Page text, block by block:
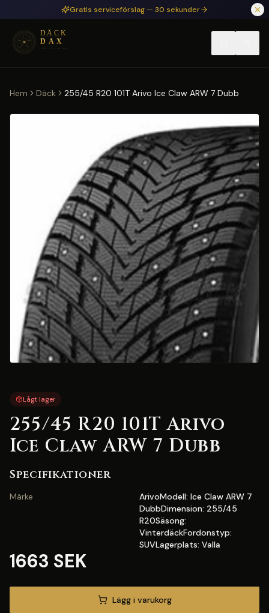
Hoppa till huvudinnehållGratis serviceförslag — 30 sekunder
Hem Däck 255/45 R20 101T Arivo Ice Claw ARW 7 Dubb
Lågt lager
255/45 R20 101T Arivo
Ice Claw ARW 7 Dubb
Specifikationer
Märke
ArivoModell: Ice Claw ARW 7
DubbDimension: 255/45
R20Säsong:
VinterdäckFordonstyp:
SUVLagerplats: Valla
1663 SEK
Lägg i varukorg